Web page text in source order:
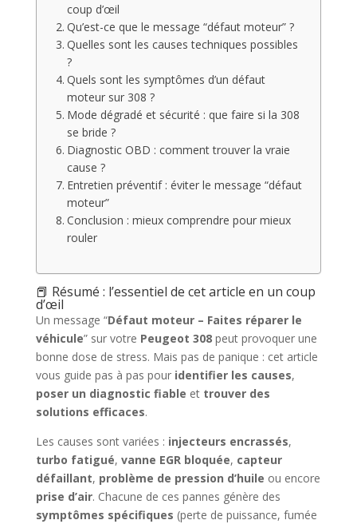
coup d’œil
Qu’est-ce que le message “défaut moteur” ?
Quelles sont les causes techniques possibles
?
Quels sont les symptômes d’un défaut
moteur sur 308 ?
Mode dégradé et sécurité : que faire si la 308
se bride ?
Diagnostic OBD : comment trouver la vraie
cause ?
Entretien préventif : éviter le message “défaut
moteur”
Conclusion : mieux comprendre pour mieux
rouler
📕 Résumé : l’essentiel de cet article en un coup
d’œil
Un message “Défaut moteur – Faites réparer le
véhicule” sur votre Peugeot 308peut provoquer une
bonne dose de stress. Mais pas de panique : cet article
vous guide pas à pas pour identifier les causes,
poser un diagnostic fiable et trouver des
solutions efficaces.
Les causes sont variées : injecteurs encrassés,
turbo fatigué, vanne EGR bloquée, capteur
défaillant, problème de pression d’huile ou encore
prise d’air. Chacune de ces pannes génère des
symptômes spécifiques (perte de puissance, fumée